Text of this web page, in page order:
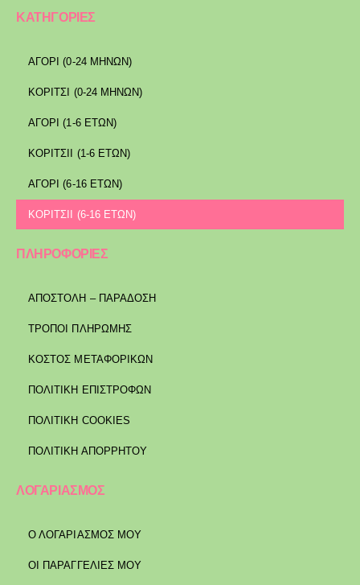
ΚΑΤΗΓΟΡΙΕΣ
ΑΓΟΡΙ (0-24 ΜΗΝΩΝ)
ΚΟΡΙΤΣΙ (0-24 ΜΗΝΩΝ)
ΑΓΟΡΙ (1-6 ΕΤΩΝ)
ΚΟΡΙΤΣΙΙ (1-6 ΕΤΩΝ)
ΑΓΟΡΙ (6-16 ΕΤΩΝ)
ΚΟΡΙΤΣΙΙ (6-16 ΕΤΩΝ)
ΠΛΗΡΟΦΟΡΙΕΣ
ΑΠΟΣΤΟΛΉ – ΠΑΡΆΔΟΣΗ
ΤΡΌΠΟΙ ΠΛΗΡΩΜΉΣ
ΚΌΣΤΟΣ ΜΕΤΑΦΟΡΙΚΏΝ
ΠΟΛΙΤΙΚΉ ΕΠΙΣΤΡΟΦΏΝ
ΠΟΛΙΤΙΚΉ COOKIES
ΠΟΛΙΤΙΚΉ ΑΠΟΡΡΉΤΟΥ
ΛΟΓΑΡΙΑΣΜΟΣ
Ο ΛΟΓΑΡΙΑΣΜΟΣ ΜΟΥ
ΟΙ ΠΑΡΑΓΓΕΛΙΕΣ ΜΟΥ